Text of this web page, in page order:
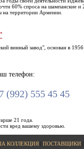
60% спроса на шампанские и
на территории Армении.
винный завод", основан в 1956
телефон:
(992) 555 45 45
21 года.
вред вашему здоровью.
КОЛЛЕКЦИЯ| ПОСТАВЩИКИ|